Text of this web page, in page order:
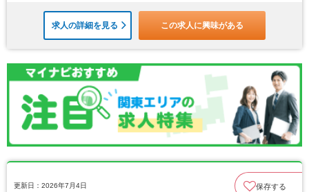
求人の詳細を見る この求人に興味がある
更新日：2026年7月4日 保存する